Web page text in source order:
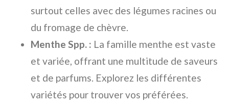
surtout celles avec des légumes racines ou
du fromage de chèvre.
Menthe Spp. : La famille menthe est vaste
et variée, offrant une multitude de saveurs
et de parfums. Explorez les différentes
variétés pour trouver vos préférées.